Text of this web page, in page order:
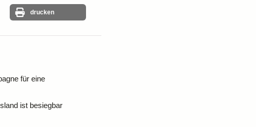
drucken
für eine
ist besiegbar